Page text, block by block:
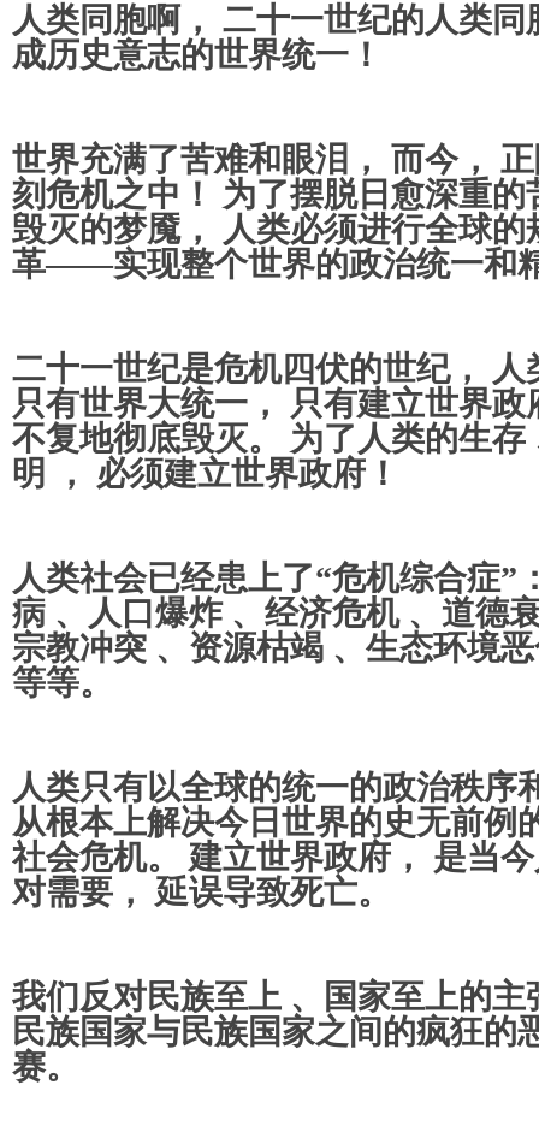
人类同胞啊， 二十一世纪的人类
成历史意志的世界统一！
世界充满了苦难和眼泪， 而今，
刻危机之中！ 为了摆脱日愈深重
毁灭的梦魇， 人类必须进行全球
革——实现整个世界的政治统一和
二十一世纪是危机四伏的世纪，
只有世界大统一， 只有建立世界
不复地彻底毁灭。 为了人类的生存
明 ， 必须建立世界政府！
人类社会已经患上了“危机综合症”
病 、人口爆炸 、经济危机 、道德
宗教冲突 、资源枯竭 、生态环境
等等。
人类只有以全球的统一的政治秩序
从根本上解决今日世界的史无前例
社会危机。 建立世界政府， 是当
对需要， 延误导致死亡。
我们反对民族至上 、国家至上的主
民族国家与民族国家之间的疯狂的
赛。